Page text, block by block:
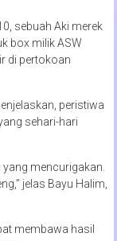
sebuah Aki merek
box milik ASW
di pertokoan
peristiwa
sehari-hari
mencurigakan.
jelas Bayu Halim,
membawa hasil